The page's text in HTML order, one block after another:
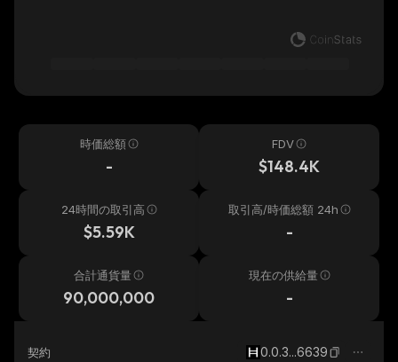
時価総額
-
FDV
$148.4K
24時間の取引高
$5.59K
取引高/時価総額 24h
-
合計通貨量
90,000,000
現在の供給量
-
契約 0.0.3...6639